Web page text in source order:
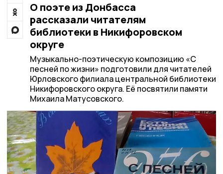
О поэте из Донбасса
рассказали читателям
библиотеки в Никифоровском
округе
Музыкально-поэтическую композицию «С
песней по жизни» подготовили для читателей
Юрловского филиала центральной библиотеки
Никифоровского округа. Её посвятили памяти
Михаила Матусовского.